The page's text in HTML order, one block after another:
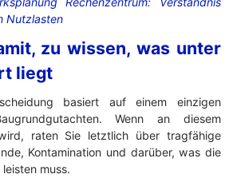
Nutzlasten
zu wissen, was unter
liegt
basiert auf einem einzigen
Wenn an diesem
raten Sie letztlich über tragfähige
Kontamination und darüber, was die
muss.